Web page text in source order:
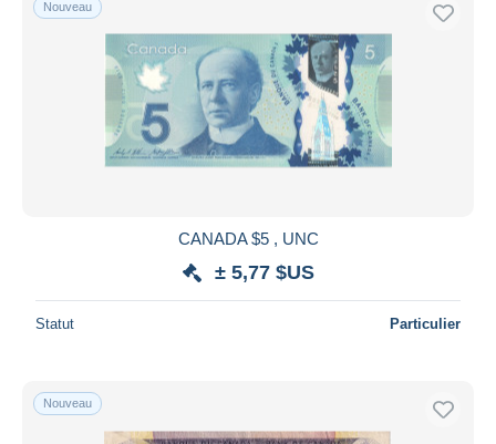
Uniquement en réduction
Livraison gratuite
Méthodes de paiement
PayPal
Virement bancaire
Bancontact
Tout désélectionner
Monde entier
Nouveau
CANADA $5 , UNC
± 5,77 $US
Statut Particulier
Nouveau